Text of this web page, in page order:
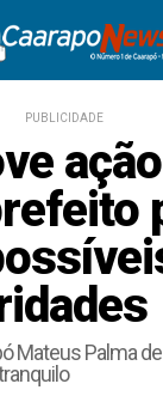
PUBLICIDADE
ação
Mateus Palma